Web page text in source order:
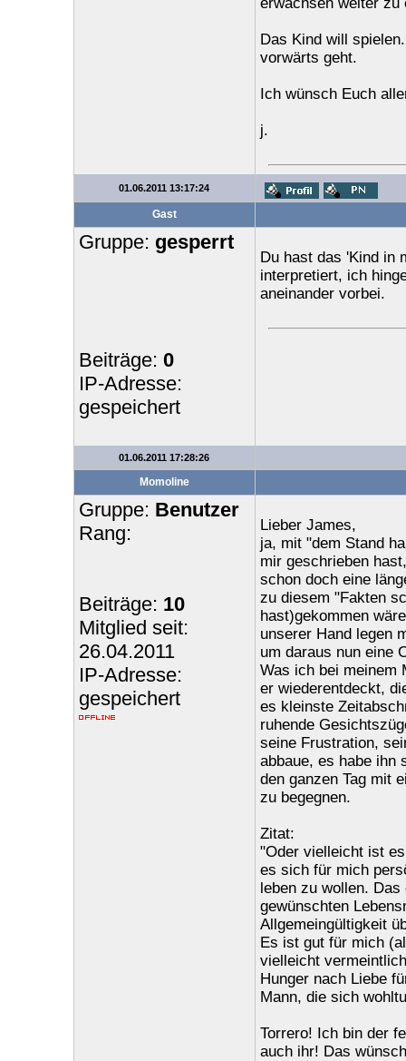
Das Kind will
vorwärts geht.
Ich wünsch Euch
j.
01.06.2011 13:17:24
Gast
Gruppe: gesperrt
Beiträge: 0
IP-Adresse:
gespeichert
Du hast das 'Kind in
interpretiert, ich
aneinander vorbei.
01.06.2011 17:28:26
Momoline
Gruppe: Benutzer
Rang:
Beiträge: 10
Mitglied seit:
26.04.2011
IP-Adresse:
gespeichert
Lieber James,
ja, mit "dem Stand
mir geschrieben
schon doch eine
zu diesem "Fakten
hast)gekommen
unserer Hand legen
um daraus nun eine
Was ich bei meinem
er wiederentdeckt,
es kleinste
ruhende
seine Frustration,
abbaue, es habe ihn
den ganzen Tag mit
zu begegnen.
Zitat:
"Oder vielleicht ist
es sich für mich
leben zu wollen.
gewünschten
Allgemeingültigkeit
Es ist gut für mich
vielleicht
Hunger nach Liebe
Mann, die sich
Torrero! Ich bin der
auch ihr! Das